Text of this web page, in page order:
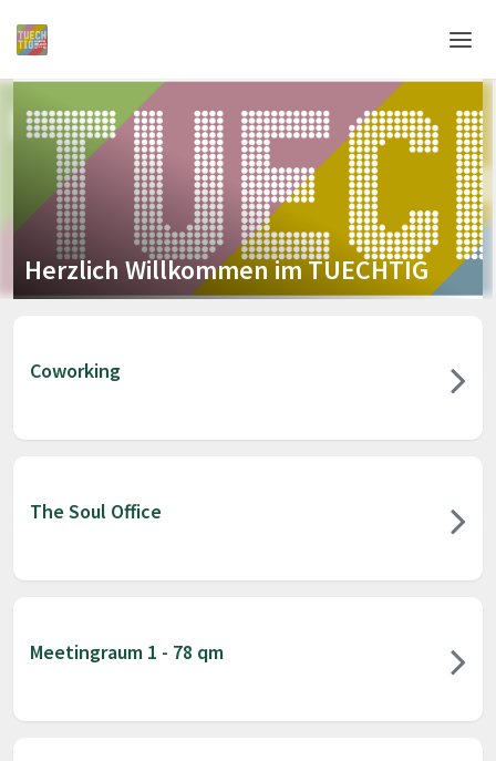
Login
Language
Help & Info
Herzlich Willkommen im TUECHTIG
Coworking
The Soul Office
Meetingraum 1 - 78 qm